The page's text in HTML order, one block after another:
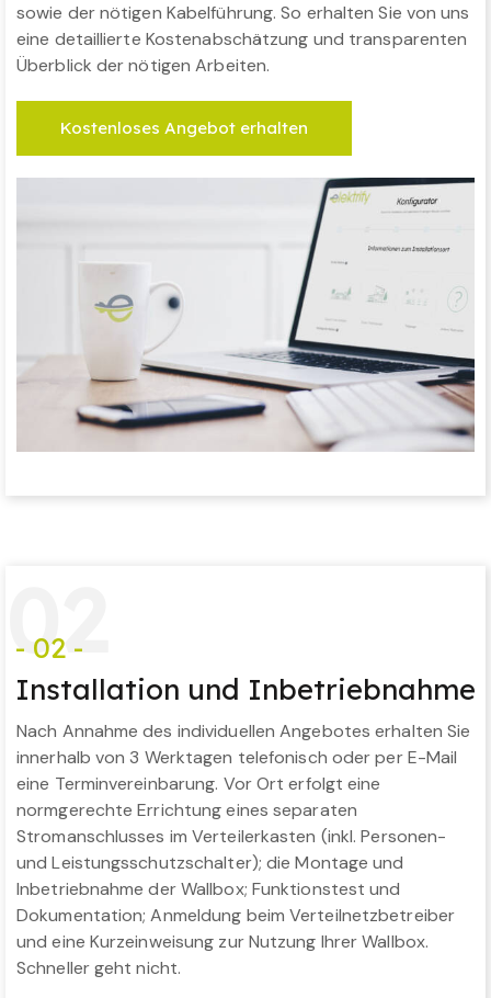
sowie der nötigen Kabelführung. So erhalten Sie von uns
eine detaillierte Kostenabschätzung und transparenten
Überblick der nötigen Arbeiten.
Kostenloses Angebot erhalten
02
- 02 -
Installation und Inbetriebnahme
Nach Annahme des individuellen Angebotes erhalten Sie
innerhalb von 3 Werktagen telefonisch oder per E-Mail
eine Terminvereinbarung. Vor Ort erfolgt eine
normgerechte Errichtung eines separaten
Stromanschlusses im Verteilerkasten (inkl. Personen-
und Leistungsschutzschalter); die Montage und
Inbetriebnahme der Wallbox; Funktionstest und
Dokumentation; Anmeldung beim Verteilnetzbetreiber
und eine Kurzeinweisung zur Nutzung Ihrer Wallbox.
Schneller geht nicht.